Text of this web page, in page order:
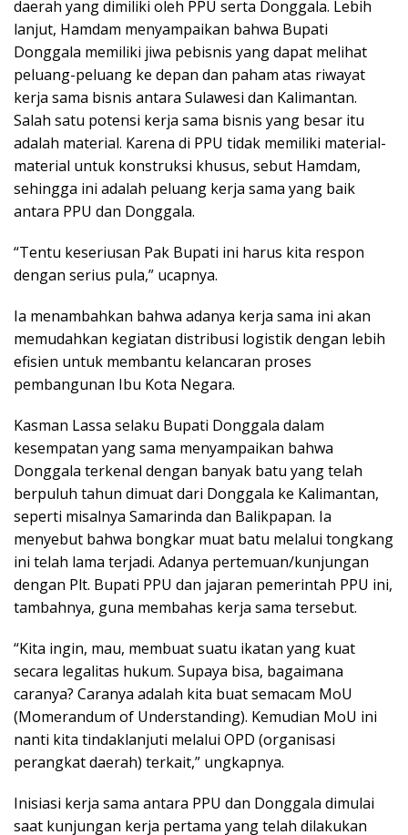
daerah yang dimiliki oleh PPU serta Donggala. Lebih
lanjut, Hamdam menyampaikan bahwa Bupati
Donggala memiliki jiwa pebisnis yang dapat melihat
peluang-peluang ke depan dan paham atas riwayat
kerja sama bisnis antara Sulawesi dan Kalimantan.
Salah satu potensi kerja sama bisnis yang besar itu
adalah material. Karena di PPU tidak memiliki material-
material untuk konstruksi khusus, sebut Hamdam,
sehingga ini adalah peluang kerja sama yang baik
antara PPU dan Donggala.
“Tentu keseriusan Pak Bupati ini harus kita respon
dengan serius pula,” ucapnya.
Ia menambahkan bahwa adanya kerja sama ini akan
memudahkan kegiatan distribusi logistik dengan lebih
efisien untuk membantu kelancaran proses
pembangunan Ibu Kota Negara.
Kasman Lassa selaku Bupati Donggala dalam
kesempatan yang sama menyampaikan bahwa
Donggala terkenal dengan banyak batu yang telah
berpuluh tahun dimuat dari Donggala ke Kalimantan,
seperti misalnya Samarinda dan Balikpapan. Ia
menyebut bahwa bongkar muat batu melalui tongkang
ini telah lama terjadi. Adanya pertemuan/kunjungan
dengan Plt. Bupati PPU dan jajaran pemerintah PPU ini,
tambahnya, guna membahas kerja sama tersebut.
“Kita ingin, mau, membuat suatu ikatan yang kuat
secara legalitas hukum. Supaya bisa, bagaimana
caranya? Caranya adalah kita buat semacam MoU
(Momerandum of Understanding). Kemudian MoU ini
nanti kita tindaklanjuti melalui OPD (organisasi
perangkat daerah) terkait,” ungkapnya.
Inisiasi kerja sama antara PPU dan Donggala dimulai
saat kunjungan kerja pertama yang telah dilakukan